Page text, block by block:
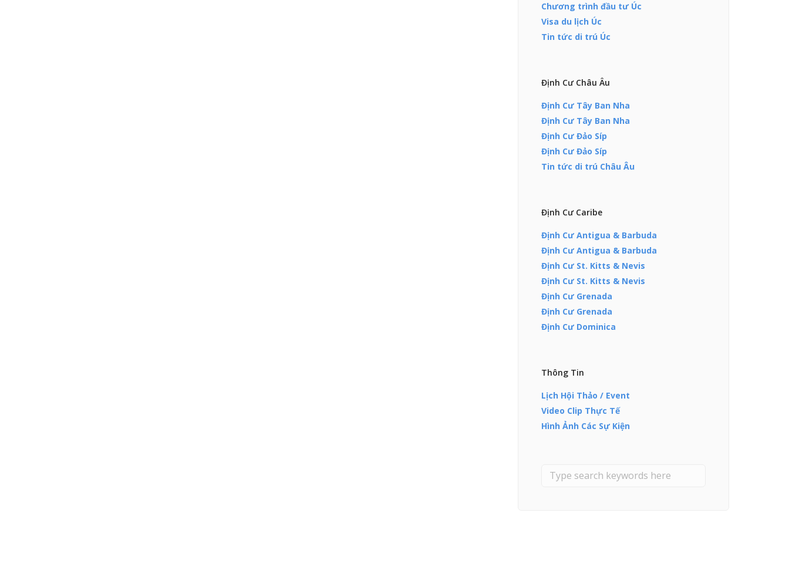
Chương trình đầu tư Úc
Visa du lịch Úc
Tin tức di trú Úc
Định Cư Châu Âu
Định Cư Tây Ban Nha
Định Cư Tây Ban Nha
Định Cư Đảo Síp
Định Cư Đảo Síp
Tin tức di trú Châu Âu
Định Cư Caribe
Định Cư Antigua & Barbuda
Định Cư Antigua & Barbuda
Định Cư St. Kitts & Nevis
Định Cư St. Kitts & Nevis
Định Cư Grenada
Định Cư Grenada
Định Cư Dominica
Thông Tin
Lịch Hội Thảo / Event
Video Clip Thực Tế
Hình Ảnh Các Sự Kiện